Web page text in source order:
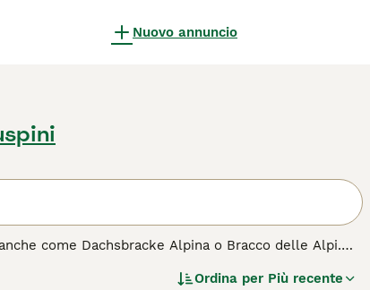
Nuovo annuncio
come Dachsbracke Alpina o Bracco delle Alpi.
Dachsbracke è noto per il suo carattere
Ordina per Più recente